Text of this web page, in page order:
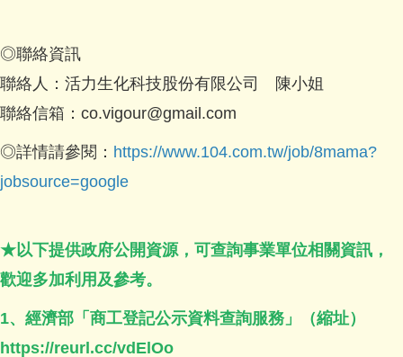
◎聯絡資訊
聯絡人：活力生化科技股份有限公司 陳小姐
聯絡信箱：co.vigour@gmail.com
◎詳情請參閱： https://www.104.com.tw/job/8mama?
jobsource=google
★以下提供政府公開資源，可查詢事業單位相關資訊，
歡迎多加利用及參考。
1、經濟部「商工登記公示資料查詢服務」（縮址）
https://reurl.cc/vdElOo